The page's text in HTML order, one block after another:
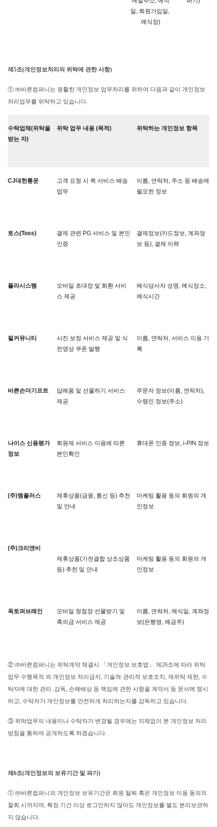
일, 회원가입일,
예식장)
제5조(개인정보처리의 위탁에 관한 사항)
① ㈜바른컴퍼니는 원활한 개인정보 업무처리를 위하여 다음과 같이 개인정보
처리업무를 위탁하고 있습니다.
수탁업체(위탁을
받는 자)
위탁 업무 내용 (목적) 위탁하는 개인정보 항목
CJ대한통운
고객 요청 시 퀵 서비스 배송
업무
이름, 연락처, 주소 등 배송에
필요한 정보
토스(Toss)
결제 관련 PG 서비스 및 본인
인증
결제정보(카드정보, 계좌정
보 등), 결제 이력
플라시스템
모바일 초대장 및 화환 서비
스 제공
예식당사자 성명, 예식장소,
예식시간
필커뮤니티
사진 보정 서비스 제공 및 식
전영상 쿠폰 발행
이름, 연락처, 서비스 이용 기
록
바른손더기프트
답례품 및 선물하기 서비스
제공
주문자 정보(이름, 연락처),
수령인 정보(주소)
나이스 신용평가
정보
회원제 서비스 이용에 따른
본인확인
휴대폰 인증 정보, i-PIN 정보
(주)멤플러스
(주)크리앤비
제휴상품(금융, 통신 등) 추천
및 안내
제휴상품(가전결합 상조상품
등) 추천 및 안내
마케팅 활용 동의 회원의 개
인정보
마케팅 활용 동의 회원의 개
인정보
옥토퍼브레인
모바일 청첩장 선물받기 및
축의금 서비스 제공
이름, 연락처, 예식일, 계좌정
보(은행명, 예금주)
② ㈜바른컴퍼니는 위탁계약 체결시 「개인정보 보호법」 제26조에 따라 위탁
업무 수행목적 외 개인정보 처리금지, 기술적·관리적 보호조치, 재위탁 제한, 수
탁자에 대한 관리․감독, 손해배상 등 책임에 관한 사항을 계약서 등 문서에 명시
하고, 수탁자가 개인정보를 안전하게 처리하는지를 감독하고 있습니다.
③ 위탁업무의 내용이나 수탁자가 변경될 경우에는 지체없이 본 개인정보 처리
방침을 통하여 공개하도록 하겠습니다.
제6조(개인정보의 보유기간 및 파기)
① ㈜바른컴퍼니의 개인정보 보유기간은 회원 탈퇴 혹은 개인정보 이용 동의의
철회 시까지며, 특정 기간 이상 로그인하지 않아도 개인정보를 별도 분리보관하
지 않습니다.